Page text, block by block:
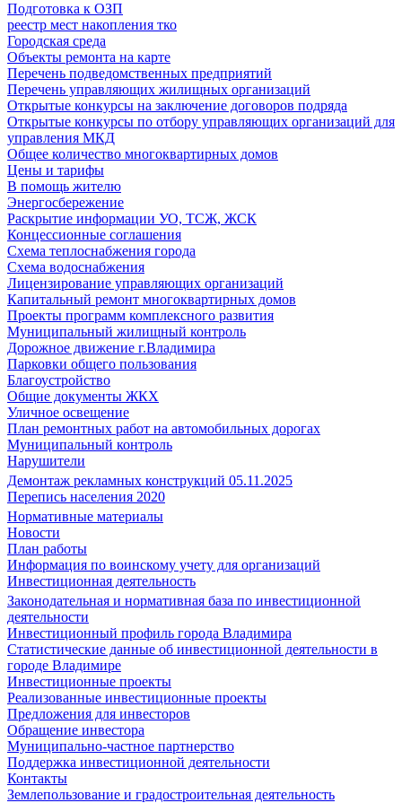
Подготовка к ОЗП
реестр мест накопления тко
Городская среда
Объекты ремонта на карте
Перечень подведомственных предприятий
Перечень управляющих жилищных организаций
Открытые конкурсы на заключение договоров подряда
Открытые конкурсы по отбору управляющих организаций для
управления МКД
Общее количество многоквартирных домов
Цены и тарифы
В помощь жителю
Энергосбережение
Раскрытие информации УО, ТСЖ, ЖСК
Концессионные соглашения
Схема теплоснабжения города
Схема водоснабжения
Лицензирование управляющих организаций
Капитальный ремонт многоквартирных домов
Проекты программ комплексного развития
Муниципальный жилищный контроль
Дорожное движение г.Владимира
Парковки общего пользования
Благоустройство
Общие документы ЖКХ
Уличное освещение
План ремонтных работ на автомобильных дорогах
Муниципальный контроль
Нарушители
Демонтаж рекламных конструкций 05.11.2025
Перепись населения 2020
Нормативные материалы
Новости
План работы
Информация по воинскому учету для организаций
Инвестиционная деятельность
Законодательная и нормативная база по инвестиционной
деятельности
Инвестиционный профиль города Владимира
Статистические данные об инвестиционной деятельности в
городе Владимире
Инвестиционные проекты
Реализованные инвестиционные проекты
Предложения для инвесторов
Обращение инвестора
Муниципально-частное партнерство
Поддержка инвестиционной деятельности
Контакты
Землепользование и градостроительная деятельность